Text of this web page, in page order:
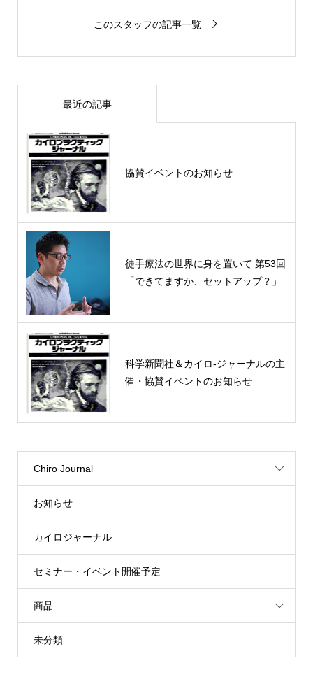
このスタッフの記事一覧
最近の記事
協賛イベントのお知らせ
徒手療法の世界に身を置いて 第53回
「できてますか、セットアップ？」
科学新聞社＆カイロ-ジャーナルの主
催・協賛イベントのお知らせ
Chiro Journal
お知らせ
カイロジャーナル
セミナー・イベント開催予定
商品
未分類